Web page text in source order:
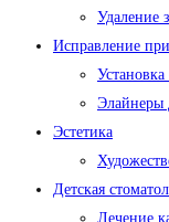
Удаление
Исправление
Установка
Элайнеры
Эстетика
Детская
Лечение